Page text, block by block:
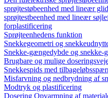
sprøjtestøbeenhed med lineær
sprøjtestbeenhed med lineær
forplastificering
Sprøjteenhedens funktion
Snekkegeometri og
Snekke-gængedybde og snekke-
Brugbare og mulige
Snekkespids med
Misfarvning og nedbrydning af
Modtryk og plastificering
Dosering Opvarmning af